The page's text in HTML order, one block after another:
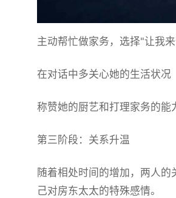
主动帮忙做家务，选择"让我
在对话中多关心她的生活状况
称赞她的厨艺和打理家务的能
第三阶段：关系升温
随着相处时间的增加，两人
己对房东太太的特殊感情。